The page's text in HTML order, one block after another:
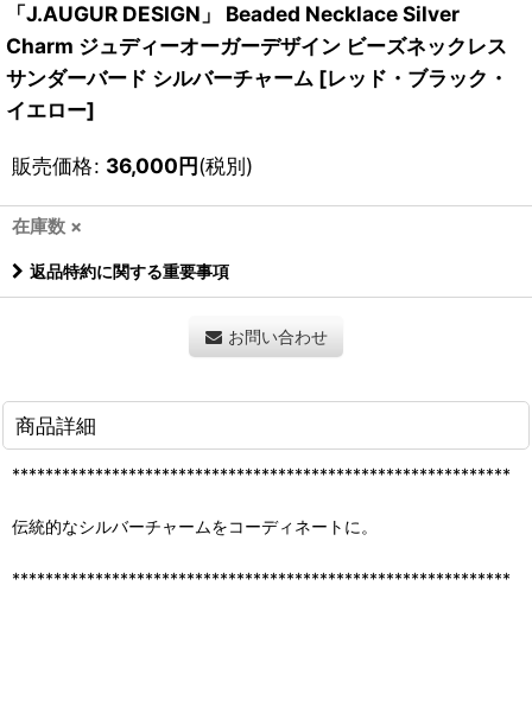
「J.AUGUR DESIGN」 Beaded Necklace Silver
Charm ジュディーオーガーデザイン ビーズネックレス
サンダーバード シルバーチャーム [レッド・ブラック・
イエロー]
販売価格: 36,000円(税別)
在庫数 ×
返品特約に関する重要事項
お問い合わせ
商品詳細
************************************************************
伝統的なシルバーチャームをコーディネートに。
************************************************************